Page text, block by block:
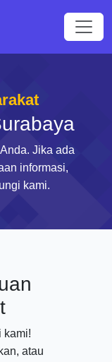
Jika ada
informasi,
kami.
kami!
atau